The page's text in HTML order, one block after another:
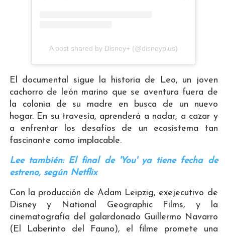
A post shared by Disney+ (@disneyplus)
El documental sigue la historia de Leo, un joven
cachorro de león marino que se aventura fuera de
la colonia de su madre en busca de un nuevo
hogar. En su travesía, aprenderá a nadar, a cazar y
a enfrentar los desafíos de un ecosistema tan
fascinante como implacable.
Lee también: El final de 'You' ya tiene fecha de
estreno, según Netflix
Con la producción de Adam Leipzig, exejecutivo de
Disney y National Geographic Films, y la
cinematografía del galardonado Guillermo Navarro
(El Laberinto del Fauno), el filme promete una